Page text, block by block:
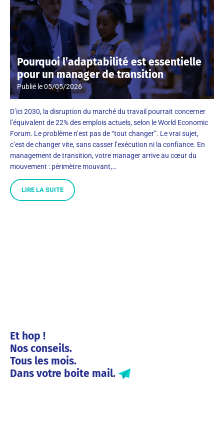
Pourquoi l’adaptabilité est essentielle
pour un manager de transition
Publié le05/05/2026
D’ici 2030, la disruption du marché du travail pourrait concerner
l’équivalent de 22% des emplois actuels, selon le World Economic
Forum. Le problème n’est pas de “tout changer”. Le vrai sujet,
c’est de changer vite, sans casser l’exécution ni la confiance. En
management de transition, votre manager arrive au cœur du
mouvement : périmètre mouvant,…
LIRE LA SUITE
Et hop !
Nos conseils.
Tous les mois.
Dans votre boite mail.